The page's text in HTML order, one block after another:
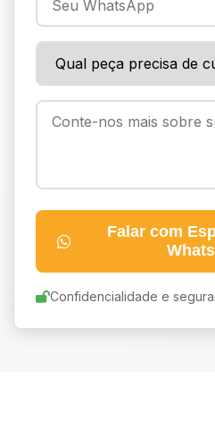
Falar com
Confidencialidade e